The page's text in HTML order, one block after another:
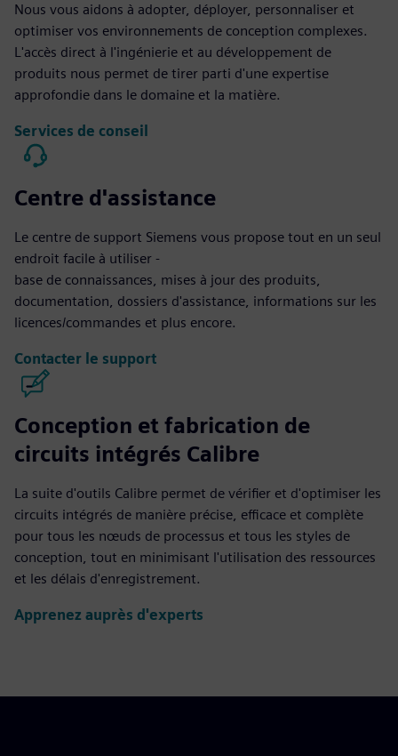
Nous vous aidons à adopter, déployer, personnaliser et
optimiser vos environnements de conception complexes.
L'accès direct à l'ingénierie et au développement de
produits nous permet de tirer parti d'une expertise
approfondie dans le domaine et la matière.
Services de conseil
Centre d'assistance
Le centre de support Siemens vous propose tout en un seul
endroit facile à utiliser -
base de connaissances, mises à jour des produits,
documentation, dossiers d'assistance, informations sur les
licences/commandes et plus encore.
Contacter le support
Conception et fabrication de
circuits intégrés Calibre
La suite d'outils Calibre permet de vérifier et d'optimiser les
circuits intégrés de manière précise, efficace et complète
pour tous les nœuds de processus et tous les styles de
conception, tout en minimisant l'utilisation des ressources
et les délais d'enregistrement.
Apprenez auprès d'experts